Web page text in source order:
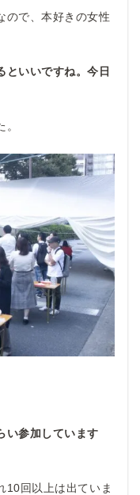
ので、本好きの女性
いいですね。今日
い参加しています
10回以上は出ていま